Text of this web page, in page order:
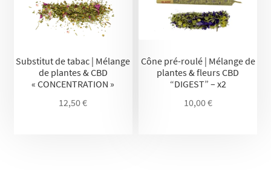
Substitut de tabac | Mélange
de plantes & CBD
« CONCENTRATION »
12,50€
Cône pré-roulé | Mélange de
plantes & fleurs CBD
“DIGEST” – x2
10,00€